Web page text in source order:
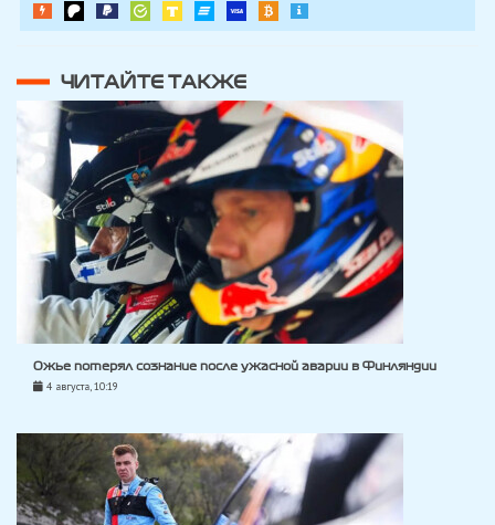
ЧИТАЙТЕ ТАКЖЕ
Ожье потерял сознание после ужасной аварии в Финляндии
4 августа, 10:19